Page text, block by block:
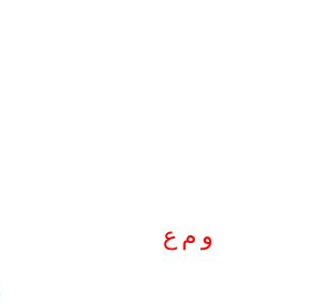
و م ع